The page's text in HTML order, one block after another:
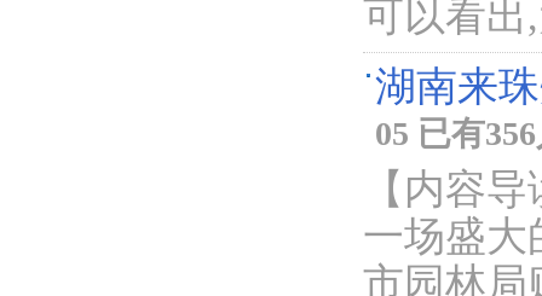
可以看出
湖南来
05 已有
【内容
一场盛大
市园林局